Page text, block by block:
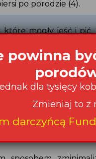
po porodzie (4).
które mogły jeść i
zaś
przez
wykazało, że wśród
nie zanotowano
mimo, iż u 22% kobiet